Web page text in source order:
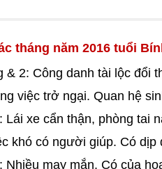
tháng năm 2016 tuổi
& 2: Công danh tài lộc đổi
việc trở ngại. Quan hệ
Lái xe cẩn thận, phòng tai
khó có người giúp. Có dịp
Nhiều may mắn. Có của